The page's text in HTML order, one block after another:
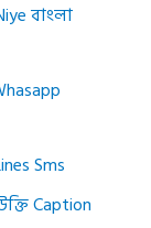
বাংলা
Sms
Caption